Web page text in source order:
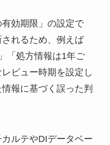
効期限」の設定で
れるため、例えば
「処方情報は1年ご
ビュー時期を設定し
報に基づく誤った判
ルテやDIデータベー